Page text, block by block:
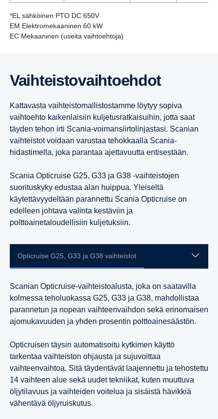
*EL sähköinen PTO DC 650V
EM Elektromekaaninen 60 kW
EC Mekaaninen (useita vaihtoehtoja)
13-litrainen
9-litrainen
7-litrainen
9-litrainen
7-litrainen
9-litrainen
Vaihteis­to­vaih­toehdot
Kattavasta vaihteistomallistostamme löytyy sopiva
vaihtoehto kaikenlaisiin kuljetusratkaisuihin, jotta saat
täyden tehon irti Scania-voimansiirtolinjastasi. Scanian
vaihteistot voidaan varustaa tehokkaalla Scania-
hidastimella, joka parantaa ajettavuutta entisestään.
Scania Opticruise G25, G33 ja G38 -vaihteistojen
suorituskyky edustaa alan huippua. Yleiseltä
käytettävyydeltään parannettu Scania Opticruise on
edelleen johtava valinta kestäviin ja
polttoainetaloudellisiin kuljetuksiin.
Opticruise G25, G33 ja G38 vaihteistot
Scanian Opticruise-vaihteistoalusta, joka on saatavilla
kolmessa teholuokassa G25, G33 ja G38, mahdollistaa
parannetun ja nopean vaihteenvaihdon sekä erinomaisen
ajomukavuuden ja yhden prosentin polttoainesäästön.
Opticruisen täysin automatisoitu kytkimen käyttö
tarkentaa vaihteiston ohjausta ja sujuvoittaa
vaihteenvaihtoa. Sitä täydentävät laajennettu ja tehostettu
14 vaihteen alue sekä uudet tekniikat, kuten muuttuva
öljytilavuus ja vaihteiden voitelua ja sisäistä hävikkiä
vähentävä öljyruiskutus.